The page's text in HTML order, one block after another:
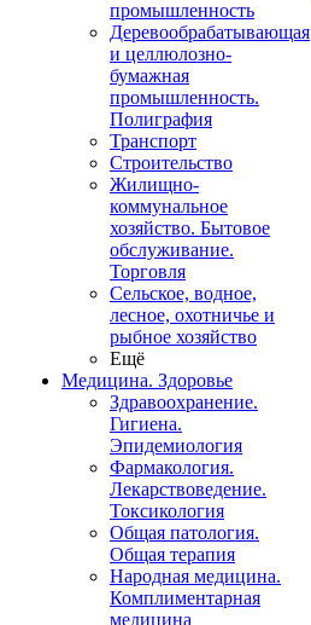
промышленность
Деревообрабатывающая
и целлюлозно-
бумажная
промышленность.
Полиграфия
Транспорт
Строительство
Жилищно-
коммунальное
хозяйство. Бытовое
обслуживание.
Торговля
Сельское, водное,
лесное, охотничье и
рыбное хозяйство
Ещё
Медицина. Здоровье
Здравоохранение.
Гигиена.
Эпидемиология
Фармакология.
Лекарствоведение.
Токсикология
Общая патология.
Общая терапия
Народная медицина.
Комплиментарная
медицина